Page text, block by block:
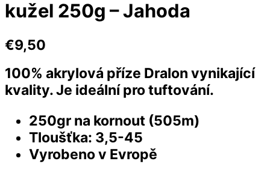
kužel 250g – Jahoda
€9,50
100% akrylová příze Dralon vynikající
kvality. Je ideální pro tuftování.
250gr na kornout (505m)
Tloušťka: 3,5-45
Vyrobeno v Evropě